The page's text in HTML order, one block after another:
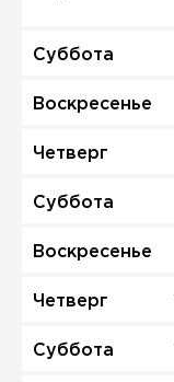
Суббота
Воскресенье
Четверг
Суббота
Воскресенье
Четверг
Суббота